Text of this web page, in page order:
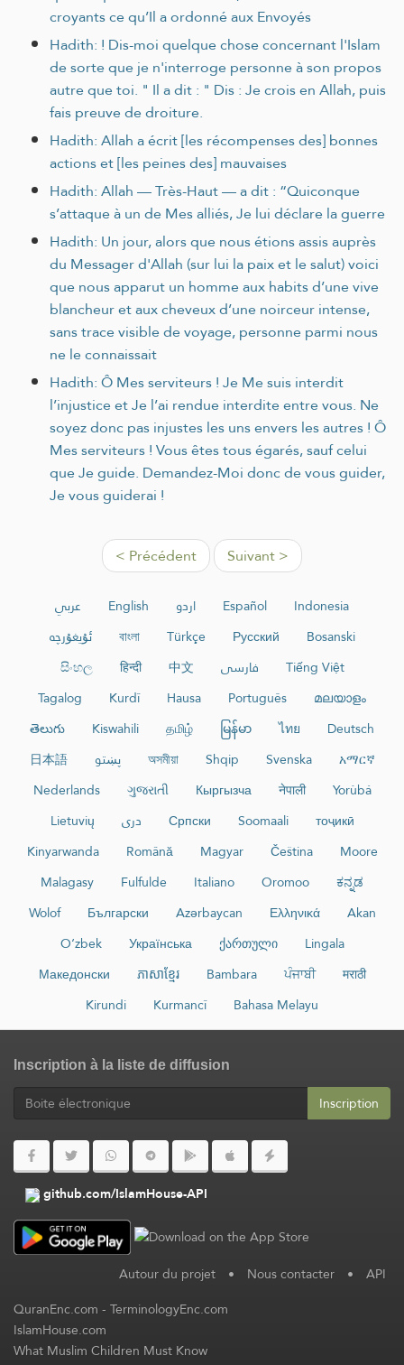
croyants ce qu’Il a ordonné aux Envoyés
Hadith: ! Dis-moi quelque chose concernant l'Islam
de sorte que je n'interroge personne à son propos
autre que toi. " Il a dit : " Dis : Je crois en Allah, puis
fais preuve de droiture.
Hadith: Allah a écrit [les récompenses des] bonnes
actions et [les peines des] mauvaises
Hadith: Allah — Très‑Haut — a dit : “Quiconque
s’attaque à un de Mes alliés, Je lui déclare la guerre
Hadith: Un jour, alors que nous étions assis auprès
du Messager d'Allah (sur lui la paix et le salut) voici
que nous apparut un homme aux habits d’une vive
blancheur et aux cheveux d’une noirceur intense,
sans trace visible de voyage, personne parmi nous
ne le connaissait
Hadith: Ô Mes serviteurs ! Je Me suis interdit
l’injustice et Je l’ai rendue interdite entre vous. Ne
soyez donc pas injustes les uns envers les autres ! Ô
Mes serviteurs ! Vous êtes tous égarés, sauf celui
que Je guide. Demandez-Moi donc de vous guider,
Je vous guiderai !
< Précédent Suivant >
عربي English اردو Español
Indonesia
ئۇيغۇرچە
বাংলা Türkçe Русский
Bosanski
සිංහල
हिन्दी 中文 فارسی
Tiếng Việt
Tagalog
Kurdî Hausa Português
മലയാളം
తెలుగు
Kiswahili தமிழ் မြန်မာ ไทย
Deutsch
日本語
پښتو অসমীয়া Shqip Svenska
አማርኛ
Nederlands
ગુજરાતી Кыргызча नेपाली
Yorùbá
Lietuvių
دری Српски Soomaali
тоҷикӣ
Kinyarwanda
Română Magyar Čeština
Moore
Malagasy
Fulfulde Italiano Oromoo
ಕನ್ನಡ
Wolof
Български Azərbaycan Ελληνικά
Akan
O‘zbek
Українська ქართული
Lingala
Македонски
ភាសាខ្មែរ Bambara ਪੰਜਾਬੀ
मराठी
Kirundi
Kurmancî Bahasa Melayu
Inscription à la liste de diffusion
Inscription
github.com/IslamHouse-API
Autour du projet • Nous contacter • API
QuranEnc.com-TerminologyEnc.com
IslamHouse.com
What Muslim Children Must Know